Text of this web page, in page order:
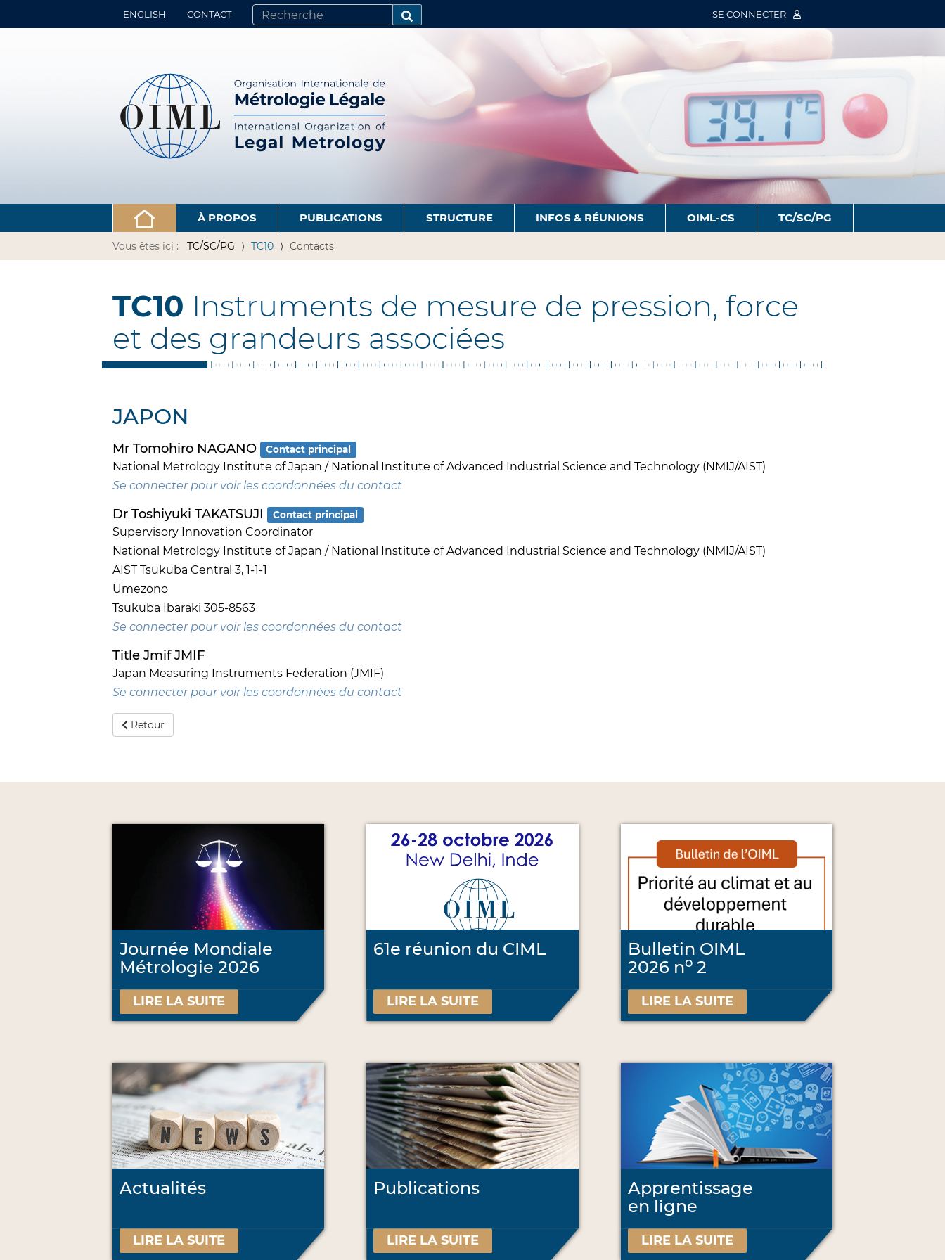
ENGLISH CONTACT
CHERCHER PAR
RECHERCHE AVANCÉE…
SE CONNECTER
À PROPOS PUBLICATIONS STRUCTURE INFOS & RÉUNIONS OIML-CS TC/SC/PG
Vous êtes ici : TC/SC/PG TC10 Contacts
TC10 Instruments de mesure de pression, force
et des grandeurs associées
JAPON
Mr Tomohiro NAGANO Contact principal
National Metrology Institute of Japan / National Institute of Advanced Industrial Science and Technology (NMIJ/AIST)
Se connecter pour voir les coordonnées du contact
Dr Toshiyuki TAKATSUJI Contact principal
Supervisory Innovation Coordinator
National Metrology Institute of Japan / National Institute of Advanced Industrial Science and Technology (NMIJ/AIST)
AIST Tsukuba Central 3, 1-1-1
Umezono
Tsukuba Ibaraki 305-8563
Se connecter pour voir les coordonnées du contact
Title Jmif JMIF
Japan Measuring Instruments Federation (JMIF)
Se connecter pour voir les coordonnées du contact
Retour
Journée Mondiale
Métrologie 2026
LIRE LA SUITE
61e réunion du CIML
LIRE LA SUITE
Bulletin OIML
2026 no2
LIRE LA SUITE
Actualités
LIRE LA SUITE
Publications
LIRE LA SUITE
Apprentissage
en ligne
LIRE LA SUITE